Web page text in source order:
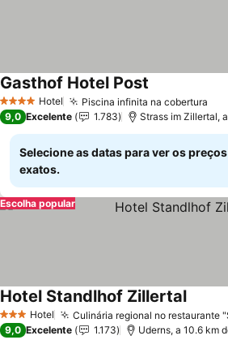
4 EstrelasHotel Piscina infinita na cobertura
Gasthof Hotel Post
9,0 Excelente 1.783 Strass im Zillertal,
Selecione as datas para ver os preços
exatos.
Escolha popular
3 EstrelasHotel Culinária regional no restaurante
Hotel Standlhof ZillertalVer
9,0 Excelente 1.173 Uderns, a 10.6 km